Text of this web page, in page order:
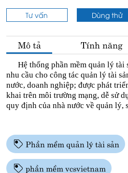
Tư vấn Dùng thử
hạ tầng CNTT của
Đơn vị sử dụng hạ tầng CNTT
nối dữ liệu giá dịch vụ sẽ căn
và quy mô đơn vị.
MUA NGAY
Mô tả Tính năng
Hệ thống phần mềm quản lý tài
nhu cầu cho công tác quản lý tài
nước, doanh nghiệp; được phát triể
khai trên môi trường mạng, dễ sử
quy định của nhà nước về quản lý,
Phần mềm quản lý tài sản
phần mềm vcsvietnam
Tầng 2, Tòa B, Số 101 Láng Hạ,
Điện thoại:1900.5555.26hoặc